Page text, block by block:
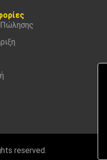
Πώλησης
reserved.